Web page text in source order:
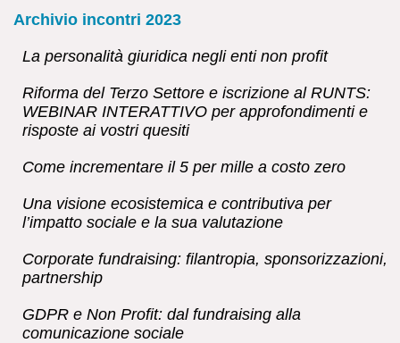
Archivio incontri 2023
La personalità giuridica negli enti non profit
Riforma del Terzo Settore e iscrizione al RUNTS:
WEBINAR INTERATTIVO per approfondimenti e
risposte ai vostri quesiti
Come incrementare il 5 per mille a costo zero
Una visione ecosistemica e contributiva per
l’impatto sociale e la sua valutazione
Corporate fundraising: filantropia, sponsorizzazioni,
partnership
GDPR e Non Profit: dal fundraising alla
comunicazione sociale